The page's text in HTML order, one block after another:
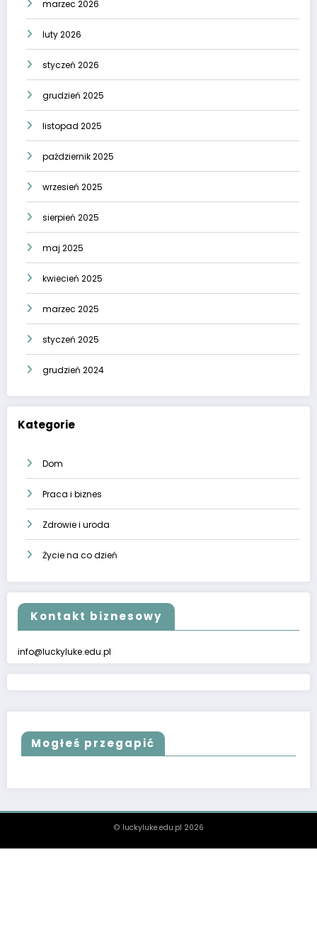
marzec 2026
luty 2026
styczeń 2026
grudzień 2025
listopad 2025
październik 2025
wrzesień 2025
sierpień 2025
maj 2025
kwiecień 2025
marzec 2025
styczeń 2025
grudzień 2024
Kategorie
Dom
Praca i biznes
Zdrowie i uroda
Życie na co dzień
Kontakt biznesowy
info@luckyluke.edu.pl
Mogłeś przegapić
© luckyluke.edu.pl 2026